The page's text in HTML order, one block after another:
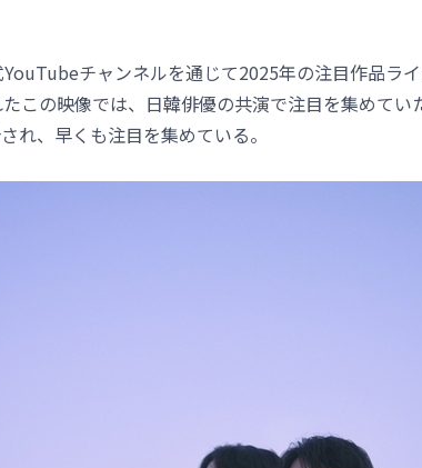
チャンネルを通じて2025年の注目作品ライ
この映像では、日韓俳優の共演で注目を集めてい
れ、早くも注目を集めている。